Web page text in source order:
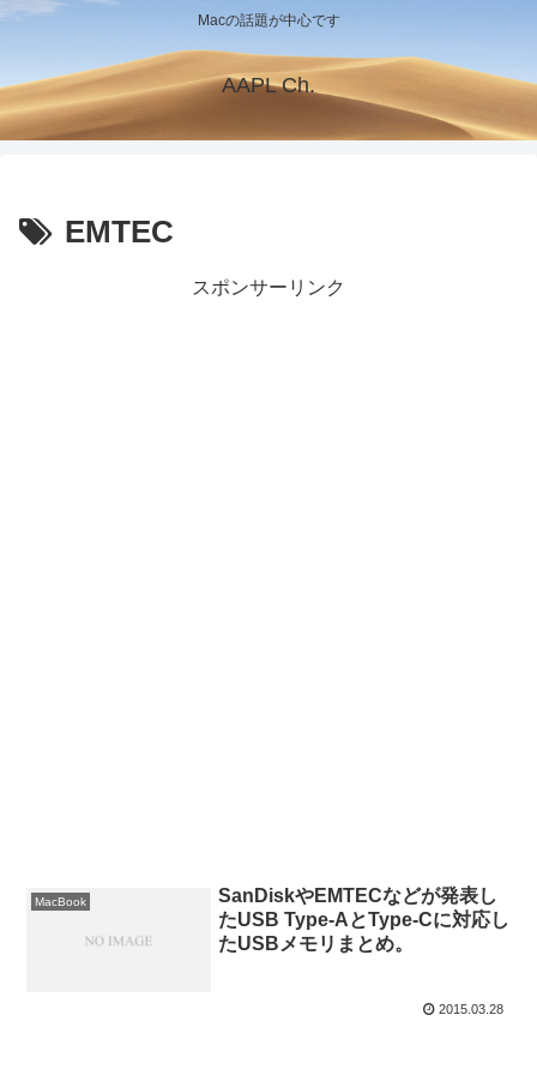
Macの話題が中心です
AAPL Ch.
EMTEC
スポンサーリンク
MacBook
SanDiskやEMTECなどが発表し
たUSB Type-AとType-Cに対応し
たUSBメモリまとめ。
2015.03.28